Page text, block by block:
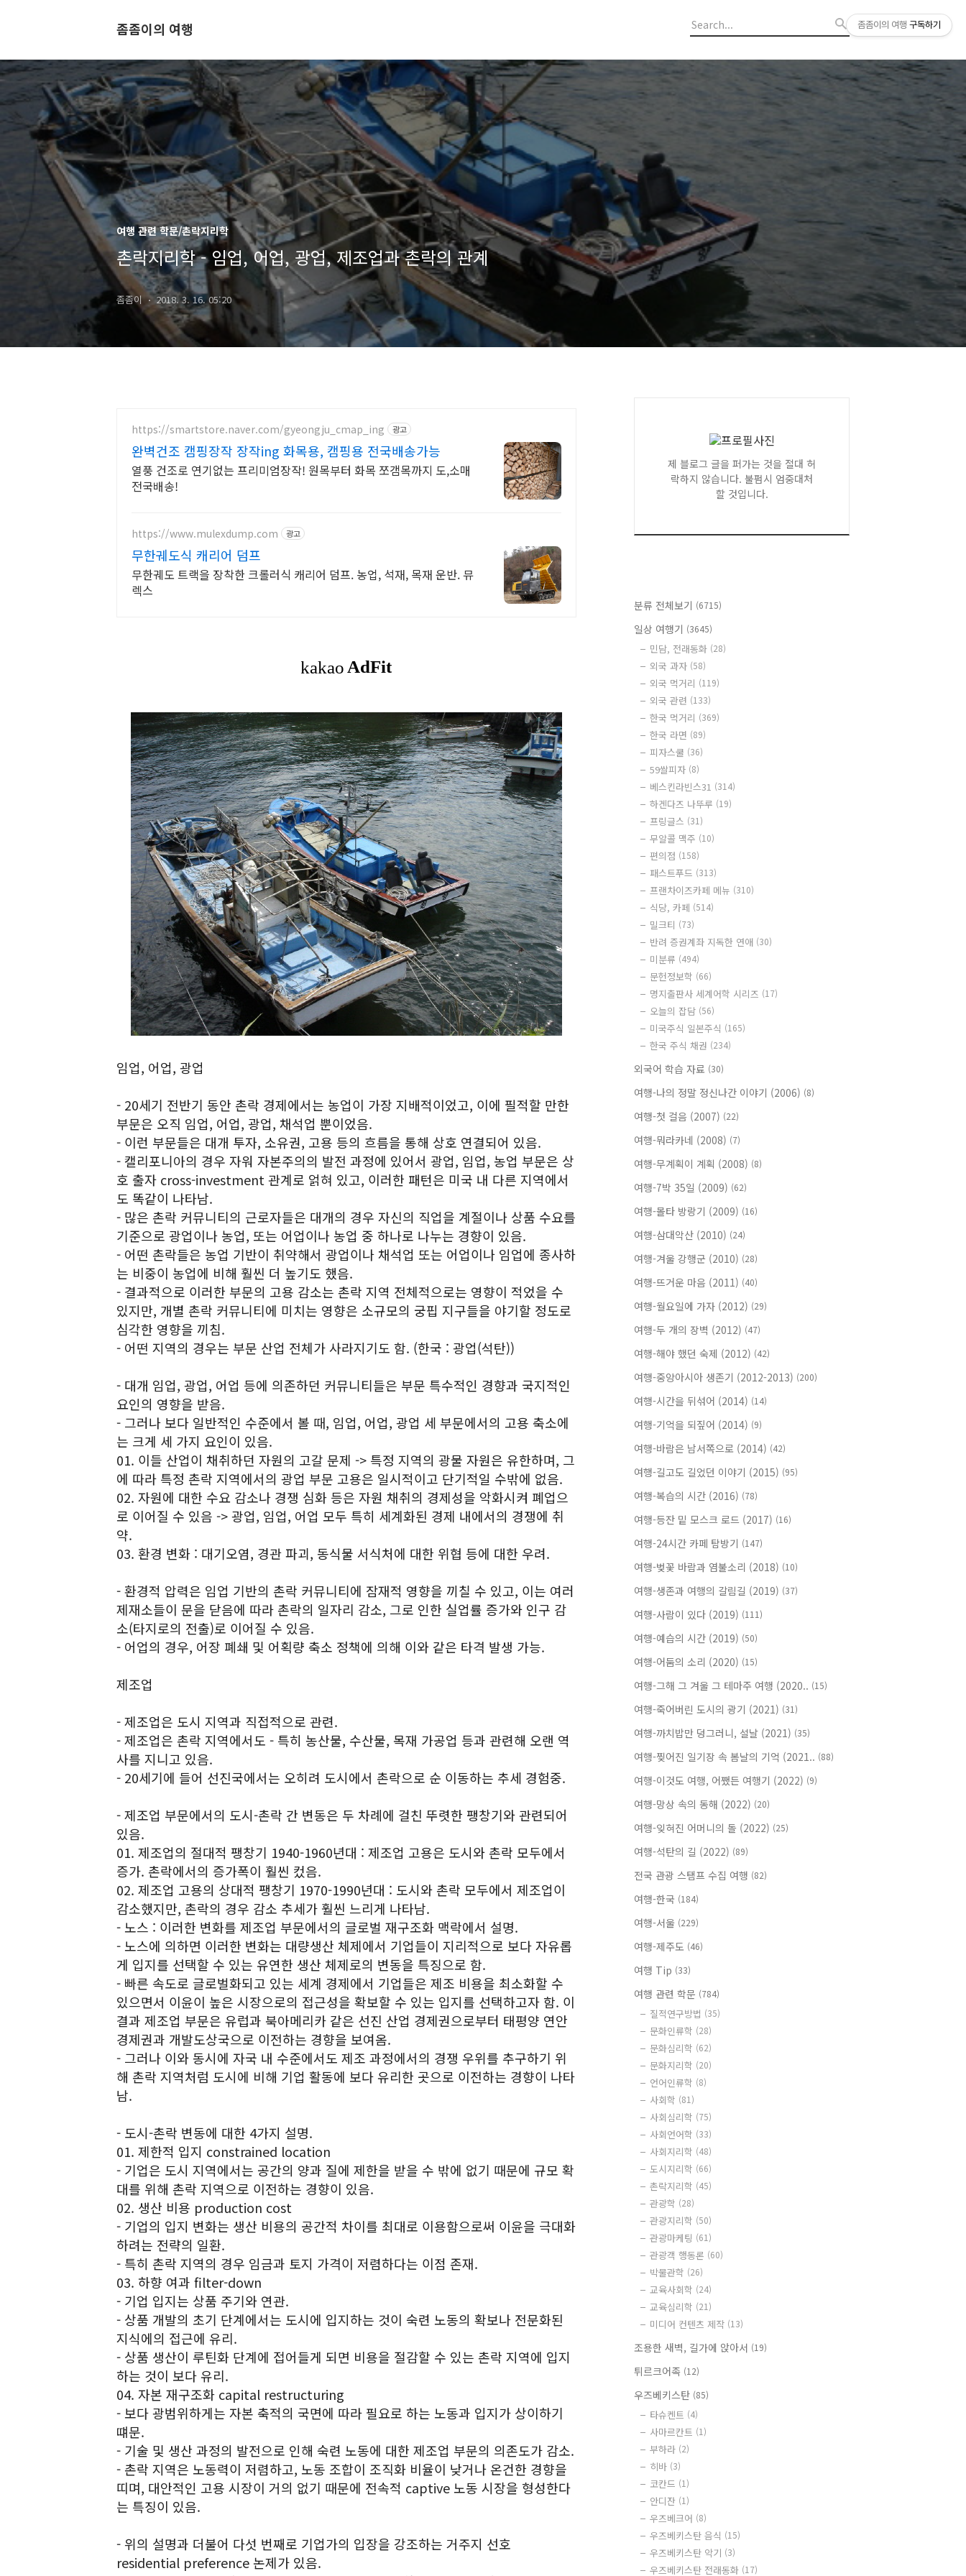
좀좀이의 여행
여행 관련 학문/촌락지리학
촌락지리학 - 임업, 어업, 광업, 제조업과 촌락의 관계
좀좀이 2018. 3. 16. 05:20
https://smartstore.naver.com/gyeongju_cmap_ing 광고
완벽건조 캠핑장작 장작ing 화목용, 캠핑용 전국배송가능
열풍 건조로 연기없는 프리미엄장작! 원목부터 화목 쪼갬목까지 도,소매
전국배송!
https://www.mulexdump.com 광고
무한궤도식 캐리어 덤프
무한궤도 트랙을 장착한 크롤러식 캐리어 덤프. 농업, 석재, 목재 운반. 뮤
렉스
임업, 어업, 광업
- 20세기 전반기 동안 촌락 경제에서는 농업이 가장 지배적이었고, 이에 필적할 만한
부문은 오직 임업, 어업, 광업, 채석업 뿐이었음.
- 이런 부문들은 대개 투자, 소유권, 고용 등의 흐름을 통해 상호 연결되어 있음.
- 캘리포니아의 경우 자워 자본주의의 발전 과정에 있어서 광업, 임업, 농업 부문은 상
호 출자 cross-investment 관계로 얽혀 있고, 이러한 패턴은 미국 내 다른 지역에서
도 똑같이 나타남.
- 많은 촌락 커뮤니티의 근로자들은 대개의 경우 자신의 직업을 계절이나 상품 수요를
기준으로 광업이나 농업, 또는 어업이나 농업 중 하나로 나누는 경향이 있음.
- 어떤 촌락들은 농업 기반이 취약해서 광업이나 채석업 또는 어업이나 임업에 종사하
는 비중이 농업에 비해 훨씬 더 높기도 했음.
- 결과적으로 이러한 부문의 고용 감소는 촌락 지역 전체적으로는 영향이 적었을 수
있지만, 개별 촌락 커뮤니티에 미치는 영향은 소규모의 궁핍 지구들을 야기할 정도로
심각한 영향을 끼침.
- 어떤 지역의 경우는 부문 산업 전체가 사라지기도 함. (한국 : 광업(석탄))
- 대개 임업, 광업, 어업 등에 의존하던 커뮤니티들은 부문 특수적인 경향과 국지적인
요인의 영향을 받음.
- 그러나 보다 일반적인 수준에서 볼 때, 임업, 어업, 광업 세 부문에서의 고용 축소에
는 크게 세 가지 요인이 있음.
01. 이들 산업이 채취하던 자원의 고갈 문제 -> 특정 지역의 광물 자원은 유한하며, 그
에 따라 특정 촌락 지역에서의 광업 부문 고용은 일시적이고 단기적일 수밖에 없음.
02. 자원에 대한 수요 감소나 경쟁 심화 등은 자원 채취의 경제성을 악화시켜 폐업으
로 이어질 수 있음 -> 광업, 임업, 어업 모두 특히 세계화된 경제 내에서의 경쟁에 취
약.
03. 환경 변화 : 대기오염, 경관 파괴, 동식물 서식처에 대한 위협 등에 대한 우려.
- 환경적 압력은 임업 기반의 촌락 커뮤니티에 잠재적 영향을 끼칠 수 있고, 이는 여러
제재소들이 문을 닫음에 따라 촌락의 일자리 감소, 그로 인한 실업률 증가와 인구 감
소(타지로의 전출)로 이어질 수 있음.
- 어업의 경우, 어장 폐쇄 및 어획량 축소 정책에 의해 이와 같은 타격 발생 가능.
제조업
- 제조업은 도시 지역과 직접적으로 관련.
- 제조업은 촌락 지역에서도 - 특히 농산물, 수산물, 목재 가공업 등과 관련해 오랜 역
사를 지니고 있음.
- 20세기에 들어 선진국에서는 오히려 도시에서 촌락으로 순 이동하는 추세 경험중.
- 제조업 부문에서의 도시-촌락 간 변동은 두 차례에 걸친 뚜렷한 팽창기와 관련되어
있음.
01. 제조업의 절대적 팽창기 1940-1960년대 : 제조업 고용은 도시와 촌락 모두에서
증가. 촌락에서의 증가폭이 훨씬 컸음.
02. 제조업 고용의 상대적 팽창기 1970-1990년대 : 도시와 촌락 모두에서 제조업이
감소했지만, 촌락의 경우 감소 추세가 훨씬 느리게 나타남.
- 노스 : 이러한 변화를 제조업 부문에서의 글로벌 재구조화 맥락에서 설명.
- 노스에 의하면 이러한 변화는 대량생산 체제에서 기업들이 지리적으로 보다 자유롭
게 입지를 선택할 수 있는 유연한 생산 체제로의 변동을 특징으로 함.
- 빠른 속도로 글로벌화되고 있는 세계 경제에서 기업들은 제조 비용을 최소화할 수
있으면서 이윤이 높은 시장으로의 접근성을 확보할 수 있는 입지를 선택하고자 함. 이
결과 제조업 부문은 유럽과 북아메리카 같은 선진 산업 경제권으로부터 태평양 연안
경제권과 개발도상국으로 이전하는 경향을 보여옴.
- 그러나 이와 동시에 자국 내 수준에서도 제조 과정에서의 경쟁 우위를 추구하기 위
해 촌락 지역처럼 도시에 비해 기업 활동에 보다 유리한 곳으로 이전하는 경향이 나타
남.
- 도시-촌락 변동에 대한 4가지 설명.
01. 제한적 입지 constrained location
- 기업은 도시 지역에서는 공간의 양과 질에 제한을 받을 수 밖에 없기 때문에 규모 확
대를 위해 촌락 지역으로 이전하는 경향이 있음.
02. 생산 비용 production cost
- 기업의 입지 변화는 생산 비용의 공간적 차이를 최대로 이용함으로써 이윤을 극대화
하려는 전략의 일환.
- 특히 촌락 지역의 경우 임금과 토지 가격이 저렴하다는 이점 존재.
03. 하향 여과 filter-down
- 기업 입지는 상품 주기와 연관.
- 상품 개발의 초기 단계에서는 도시에 입지하는 것이 숙련 노동의 확보나 전문화된
지식에의 접근에 유리.
- 상품 생산이 루틴화 단계에 접어들게 되면 비용을 절감할 수 있는 촌락 지역에 입지
하는 것이 보다 유리.
04. 자본 재구조화 capital restructuring
- 보다 광범위하게는 자본 축적의 국면에 따라 필요로 하는 노동과 입지가 상이하기
떄문.
- 기술 및 생산 과정의 발전으로 인해 숙련 노동에 대한 제조업 부문의 의존도가 감소.
- 촌락 지역은 노동력이 저렴하고, 노동 조합이 조직화 비율이 낮거나 온건한 경향을
띠며, 대안적인 고용 시장이 거의 없기 때문에 전속적 captive 노동 시장을 형성한다
는 특징이 있음.
- 위의 설명과 더불어 다섯 번째로 기업가의 입장을 강조하는 거주지 선호
residential preference 논제가 있음.
제 블로그 글을 퍼가는 것을 절대 허
락하지 않습니다. 불펌시 엄중대처
할 것입니다.
분류 전체보기 (6715)
일상 여행기 (3645)
민담, 전래동화 (28)
외국 과자 (58)
외국 먹거리 (119)
외국 관련 (133)
한국 먹거리 (369)
한국 라면 (89)
피자스쿨 (36)
59쌀피자 (8)
베스킨라빈스31 (314)
하겐다즈 나뚜루 (19)
프링글스 (31)
무알콜 맥주 (10)
편의점 (158)
패스트푸드 (313)
프랜차이즈카페 메뉴 (310)
식당, 카페 (514)
밀크티 (73)
반려 증권계좌 지독한 연애 (30)
미분류 (494)
문헌정보학 (66)
명지출판사 세계어학 시리즈 (17)
오늘의 잡담 (56)
미국주식 일본주식 (165)
한국 주식 채권 (234)
외국어 학습 자료 (30)
여행-나의 정말 정신나간 이야기 (2006) (8)
여행-첫 걸음 (2007) (22)
여행-뭐라카네 (2008) (7)
여행-무계획이 계획 (2008) (8)
여행-7박 35일 (2009) (62)
여행-몰타 방랑기 (2009) (16)
여행-삼대악산 (2010) (24)
여행-겨울 강행군 (2010) (28)
여행-뜨거운 마음 (2011) (40)
여행-월요일에 가자 (2012) (29)
여행-두 개의 장벽 (2012) (47)
여행-해야 했던 숙제 (2012) (42)
여행-중앙아시아 생존기 (2012-2013) (200)
여행-시간을 뒤섞어 (2014) (14)
여행-기억을 되짚어 (2014) (9)
여행-바람은 남서쪽으로 (2014) (42)
여행-길고도 길었던 이야기 (2015) (95)
여행-복습의 시간 (2016) (78)
여행-등잔 밑 모스크 로드 (2017) (16)
여행-24시간 카페 탐방기 (147)
여행-벚꽃 바람과 염불소리 (2018) (10)
여행-생존과 여행의 갈림길 (2019) (37)
여행-사람이 있다 (2019) (111)
여행-예습의 시간 (2019) (50)
여행-어둠의 소리 (2020) (15)
여행-그해 그 겨울 그 테마주 여행 (2020.. (15)
여행-죽어버린 도시의 광기 (2021) (31)
여행-까치밥만 덩그러니, 설날 (2021) (35)
여행-찢어진 일기장 속 봄날의 기억 (2021.. (88)
여행-이것도 여행, 어쨌든 여행기 (2022) (9)
여행-망상 속의 동해 (2022) (20)
여행-잊혀진 어머니의 돌 (2022) (25)
여행-석탄의 길 (2022) (89)
전국 관광 스탬프 수집 여행 (82)
여행-한국 (184)
여행-서울 (229)
여행-제주도 (46)
여행 Tip (33)
여행 관련 학문 (784)
질적연구방법 (35)
문화인류학 (28)
문화심리학 (62)
문화지리학 (20)
언어인류학 (8)
사회학 (81)
사회심리학 (75)
사회언어학 (33)
사회지리학 (48)
도시지리학 (66)
촌락지리학 (45)
관광학 (28)
관광지리학 (50)
관광마케팅 (61)
관광객 행동론 (60)
박물관학 (26)
교육사회학 (24)
교육심리학 (21)
미디어 컨텐츠 제작 (13)
조용한 새벽, 길가에 앉아서 (19)
튀르크어족 (12)
우즈베키스탄 (85)
타슈켄트 (4)
사마르칸트 (1)
부하라 (2)
히바 (3)
코칸드 (1)
안디잔 (1)
우즈베크어 (8)
우즈베키스탄 음식 (15)
우즈베키스탄 악기 (3)
우즈베키스탄 전래동화 (17)
좀좀이의 여행 구독하기